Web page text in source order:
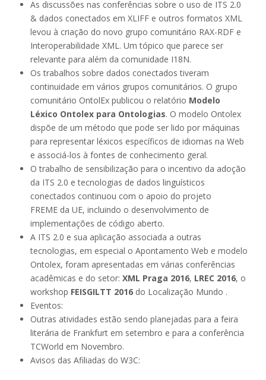
As discussões nas conferências sobre o uso de ITS 2.0
& dados conectados em XLIFF e outros formatos XML
levou à criação do novo grupo comunitário RAX-RDF e
Interoperabilidade XML. Um tópico que parece ser
relevante para além da comunidade I18N.
Os trabalhos sobre dados conectados tiveram
continuidade em vários grupos comunitários. O grupo
comunitário OntolEx publicou o relatório Modelo
Léxico Ontolex para Ontologias. O modelo Ontolex
dispõe de um método que pode ser lido por máquinas
para representar léxicos específicos de idiomas na Web
e associá-los à fontes de conhecimento geral.
O trabalho de sensibilização para o incentivo da adoção
da ITS 2.0 e tecnologias de dados linguísticos
conectados continuou com o apoio do projeto
FREME da UE, incluindo o desenvolvimento de
implementações de código aberto.
A ITS 2.0 e sua aplicação associada a outras
tecnologias, em especial o Apontamento Web e modelo
Ontolex, foram apresentadas em várias conferências
acadêmicas e do setor: XML Praga 2016, LREC 2016, o
workshop FEISGILTT 2016 do Localização Mundo .
Eventos:
Outras atividades estão sendo planejadas para a feira
literária de Frankfurt em setembro e para a conferência
TCWorld em Novembro.
Avisos das Afiliadas do W3C: